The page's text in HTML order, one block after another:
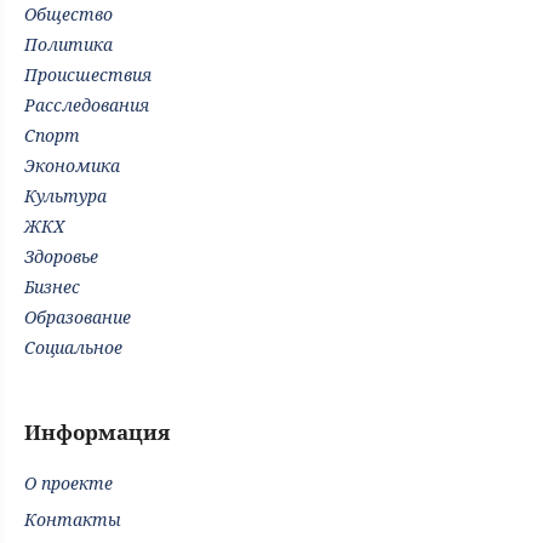
Общество
Политика
Происшествия
Расследования
Спорт
Экономика
Культура
ЖКХ
Здоровье
Бизнес
Образование
Социальное
Информация
О проекте
Контакты